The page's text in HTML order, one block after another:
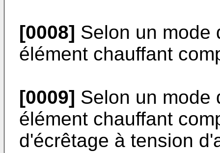
[0008] Selon un mode
élément chauffant
[0009] Selon un mode
élément chauffant
d'écrêtage à tension